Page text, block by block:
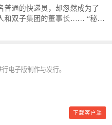
尘一出，鬼泣神哭。 本
雷同，那就是真事儿，想要对
群：487963015 微信公众号：
：pingfanmoshushi1982,公众
普通的快递员，却忽然成为了
双子集团的董事长…… “秘
富翁的吃喝住行标准！” “好
不到的。
电子版制作与发行。
下载客户端